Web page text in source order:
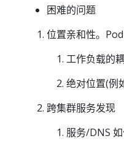
困难的问题
位置亲和性。Pod
工作负载的
绝对位置(例
跨集群服务发现
服务/DNS